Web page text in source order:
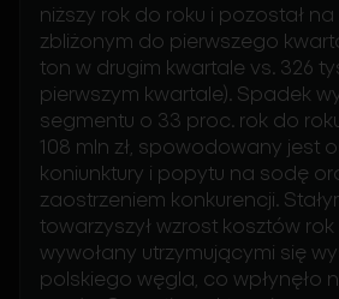
niższy rok do roku i pozostał
zbliżonym do pierwszego
ton w drugim kwartale vs. 326
pierwszym kwartale). Spadek
segmentu o 33 proc. rok do
108 mln zł, spowodowany jest
koniunktury i popytu na sodę
zaostrzeniem konkurencji.
towarzyszył wzrost kosztów rok
wywołany utrzymującymi się
polskiego węgla, co wpłynęło